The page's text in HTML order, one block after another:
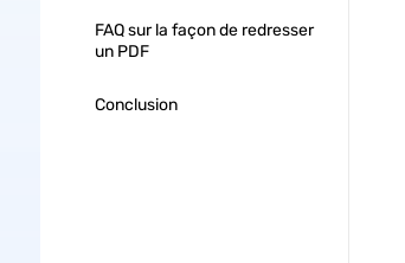
FAQ sur la façon de redresser
un PDF
Conclusion